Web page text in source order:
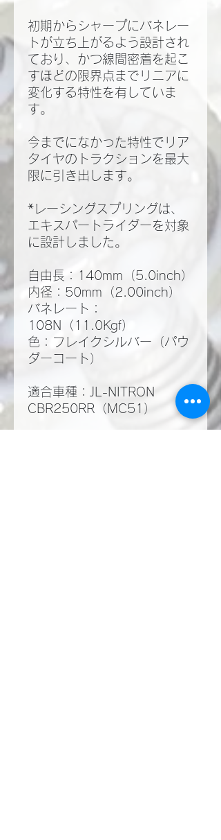
初期からシャープにバネレー
トが立ち上がるよう設計され
ており、かつ線間密着を起こ
すほどの限界点までリニアに
変化する特性を有していま
す。
今までになかった特性でリア
タイヤのトラクションを最大
限に引き出します。
*レーシングスプリングは、
エキスパートライダーを対象
に設計しました。
自由長：140mm（5.0inch）
内径：50mm（2.00inch）
バネレート：
108N（11.0Kgf）
色：フレイクシルバー（パウ
ダーコート）
適合車種：JL-NITRON
CBR250RR（MC51）